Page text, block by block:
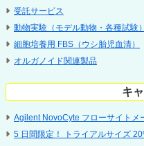
受託サービス
動物実験（モデル動物・各種試験）
細胞培養用 FBS（ウシ胎児血清）
オルガノイド関連製品
キ
Agilent NovoCyte フローサイトメ
5 ⽇間限定！ トライアルサイズ